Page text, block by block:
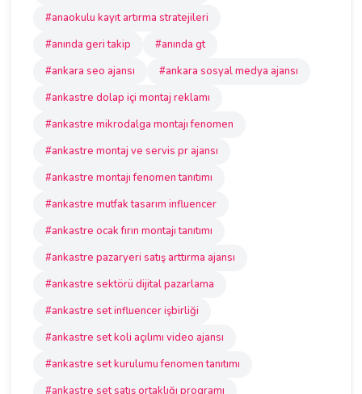
#anaokulu kayıt artırma stratejileri
#anında geri takip
#anında gt
#ankara seo ajansı
#ankara sosyal medya ajansı
#ankastre dolap içi montaj reklamı
#ankastre mikrodalga montajı fenomen
#ankastre montaj ve servis pr ajansı
#ankastre montajı fenomen tanıtımı
#ankastre mutfak tasarım influencer
#ankastre ocak fırın montajı tanıtımı
#ankastre pazaryeri satış arttırma ajansı
#ankastre sektörü dijital pazarlama
#ankastre set influencer işbirliği
#ankastre set koli açılımı video ajansı
#ankastre set kurulumu fenomen tanıtımı
#ankastre set satış ortaklığı programı